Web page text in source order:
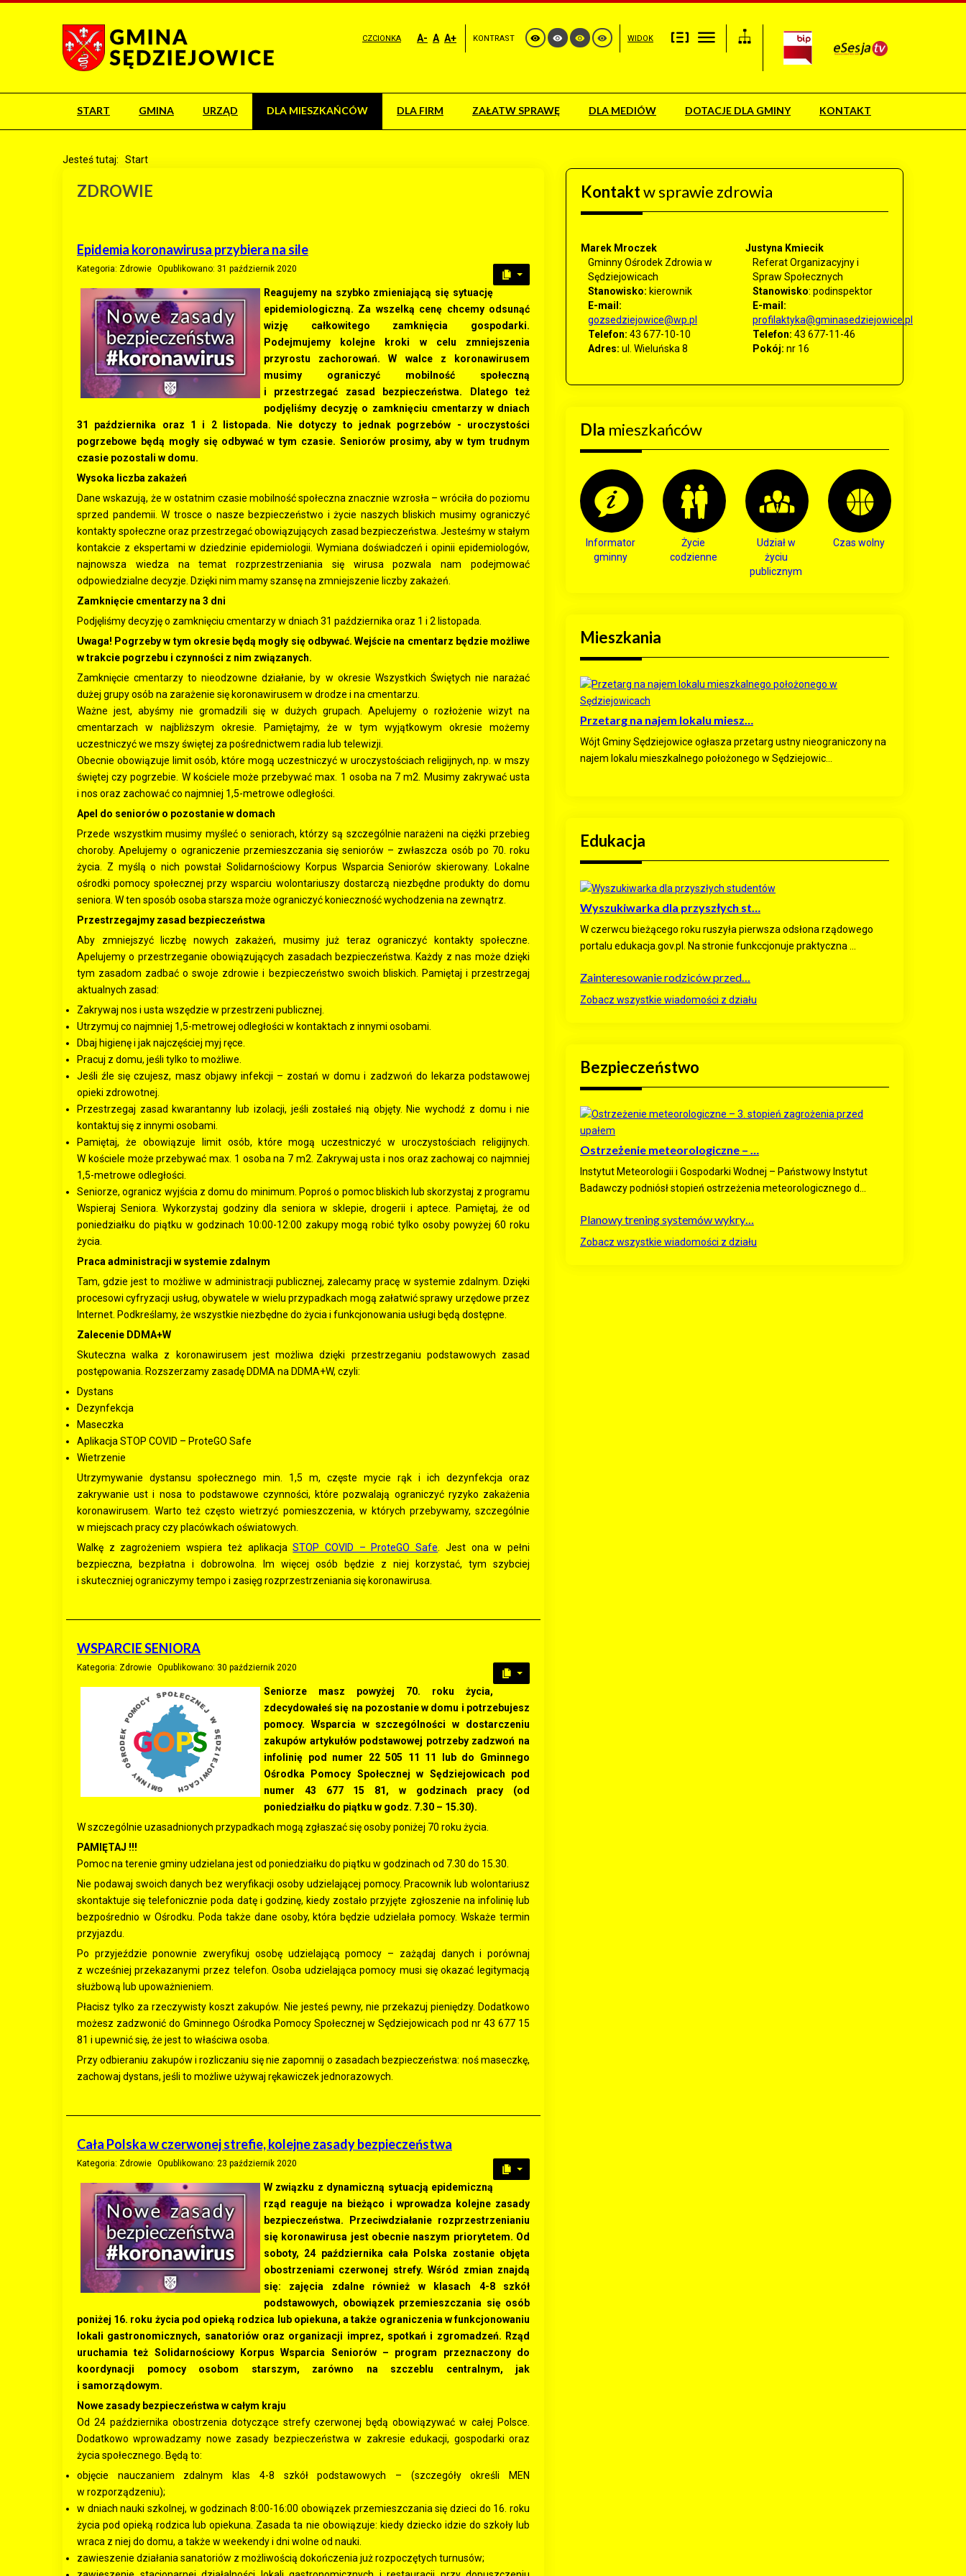
CZCIONKA A- A A+ KONTRAST WIDOK
START GMINA URZĄD DLA MIESZKAŃCÓW DLA FIRM ZAŁATW SPRAWĘ DLA MEDIÓW DOTACJE DLA GMINY KONTAKT
Jesteś tutaj: Start
ZDROWIE
Epidemia koronawirusa przybiera na sile
Kategoria: Zdrowie Opublikowano: 31 październik 2020
Reagujemy na szybko zmieniającą się sytuację
epidemiologiczną. Za wszelką cenę chcemy odsunąć
wizję całkowitego zamknięcia gospodarki.
Podejmujemy kolejne kroki w celu zmniejszenia
przyrostu zachorowań. W walce z koronawirusem
musimy ograniczyć mobilność społeczną
i przestrzegać zasad bezpieczeństwa. Dlatego też
podjęliśmy decyzję o zamknięciu cmentarzy w dniach
31 października oraz 1 i 2 listopada. Nie dotyczy to jednak pogrzebów - uroczystości
pogrzebowe będą mogły się odbywać w tym czasie. Seniorów prosimy, aby w tym trudnym
czasie pozostali w domu.
Wysoka liczba zakażeń
Dane wskazują, że w ostatnim czasie mobilność społeczna znacznie wzrosła – wróciła do poziomu
sprzed pandemii. W trosce o nasze bezpieczeństwo i życie naszych bliskich musimy ograniczyć
kontakty społeczne oraz przestrzegać obowiązujących zasad bezpieczeństwa. Jesteśmy w stałym
kontakcie z ekspertami w dziedzinie epidemiologii. Wymiana doświadczeń i opinii epidemiologów,
najnowsza wiedza na temat rozprzestrzeniania się wirusa pozwala nam podejmować
odpowiedzialne decyzje. Dzięki nim mamy szansę na zmniejszenie liczby zakażeń.
Zamknięcie cmentarzy na 3 dni
Podjęliśmy decyzję o zamknięciu cmentarzy w dniach 31 października oraz 1 i 2 listopada.
Uwaga! Pogrzeby w tym okresie będą mogły się odbywać. Wejście na cmentarz będzie możliwe
w trakcie pogrzebu i czynności z nim związanych.
Zamknięcie cmentarzy to nieodzowne działanie, by w okresie Wszystkich Świętych nie narażać
dużej grupy osób na zarażenie się koronawirusem w drodze i na cmentarzu.
Ważne jest, abyśmy nie gromadzili się w dużych grupach. Apelujemy o rozłożenie wizyt na
cmentarzach w najbliższym okresie. Pamiętajmy, że w tym wyjątkowym okresie możemy
uczestniczyć we mszy świętej za pośrednictwem radia lub telewizji.
Obecnie obowiązuje limit osób, które mogą uczestniczyć w uroczystościach religijnych, np. w mszy
świętej czy pogrzebie. W kościele może przebywać max. 1 osoba na 7 m2. Musimy zakrywać usta
i nos oraz zachować co najmniej 1,5-metrowe odległości.
Apel do seniorów o pozostanie w domach
Przede wszystkim musimy myśleć o seniorach, którzy są szczególnie narażeni na ciężki przebieg
choroby. Apelujemy o ograniczenie przemieszczania się seniorów – zwłaszcza osób po 70. roku
życia. Z myślą o nich powstał Solidarnościowy Korpus Wsparcia Seniorów skierowany. Lokalne
ośrodki pomocy społecznej przy wsparciu wolontariuszy dostarczą niezbędne produkty do domu
seniora. W ten sposób osoba starsza może ograniczyć konieczność wychodzenia na zewnątrz.
Przestrzegajmy zasad bezpieczeństwa
Aby zmniejszyć liczbę nowych zakażeń, musimy już teraz ograniczyć kontakty społeczne.
Apelujemy o przestrzeganie obowiązujących zasadach bezpieczeństwa. Każdy z nas może dzięki
tym zasadom zadbać o swoje zdrowie i bezpieczeństwo swoich bliskich. Pamiętaj i przestrzegaj
aktualnych zasad:
Zakrywaj nos i usta wszędzie w przestrzeni publicznej.
Utrzymuj co najmniej 1,5-metrowej odległości w kontaktach z innymi osobami.
Dbaj higienę i jak najczęściej myj ręce.
Pracuj z domu, jeśli tylko to możliwe.
Jeśli źle się czujesz, masz objawy infekcji – zostań w domu i zadzwoń do lekarza podstawowej
opieki zdrowotnej.
Przestrzegaj zasad kwarantanny lub izolacji, jeśli zostałeś nią objęty. Nie wychodź z domu i nie
kontaktuj się z innymi osobami.
Pamiętaj, że obowiązuje limit osób, które mogą uczestniczyć w uroczystościach religijnych.
W kościele może przebywać max. 1 osoba na 7 m2. Zakrywaj usta i nos oraz zachowaj co najmniej
1,5-metrowe odległości.
Seniorze, ogranicz wyjścia z domu do minimum. Poproś o pomoc bliskich lub skorzystaj z programu
Wspieraj Seniora. Wykorzystaj godziny dla seniora w sklepie, drogerii i aptece. Pamiętaj, że od
poniedziałku do piątku w godzinach 10:00-12:00 zakupy mogą robić tylko osoby powyżej 60 roku
życia.
Praca administracji w systemie zdalnym
Tam, gdzie jest to możliwe w administracji publicznej, zalecamy pracę w systemie zdalnym. Dzięki
procesowi cyfryzacji usług, obywatele w wielu przypadkach mogą załatwić sprawy urzędowe przez
Internet. Podkreślamy, że wszystkie niezbędne do życia i funkcjonowania usługi będą dostępne.
Zalecenie DDMA+W
Skuteczna walka z koronawirusem jest możliwa dzięki przestrzeganiu podstawowych zasad
postępowania. Rozszerzamy zasadę DDMA na DDMA+W, czyli:
Dystans
Dezynfekcja
Maseczka
Aplikacja STOP COVID – ProteGO Safe
Wietrzenie
Utrzymywanie dystansu społecznego min. 1,5 m, częste mycie rąk i ich dezynfekcja oraz
zakrywanie ust i nosa to podstawowe czynności, które pozwalają ograniczyć ryzyko zakażenia
koronawirusem. Warto też często wietrzyć pomieszczenia, w których przebywamy, szczególnie
w miejscach pracy czy placówkach oświatowych.
Walkę z zagrożeniem wspiera też aplikacjaSTOP COVID – ProteGO Safe . Jest ona w pełni
bezpieczna, bezpłatna i dobrowolna. Im więcej osób będzie z niej korzystać, tym szybciej
i skuteczniej ograniczymy tempo i zasięg rozprzestrzeniania się koronawirusa.
WSPARCIE SENIORA
Kategoria: Zdrowie Opublikowano: 30 październik 2020
Seniorze masz powyżej 70. roku życia,
zdecydowałeś się na pozostanie w domu i potrzebujesz
pomocy. Wsparcia w szczególności w dostarczeniu
zakupów artykułów podstawowej potrzeby zadzwoń na
infolinię pod numer 22 505 11 11 lub do Gminnego
Ośrodka Pomocy Społecznej w Sędziejowicach pod
numer 43 677 15 81, w godzinach pracy (od
poniedziałku do piątku w godz. 7.30 – 15.30).
W szczególnie uzasadnionych przypadkach mogą zgłaszać się osoby poniżej 70 roku życia.
PAMIĘTAJ !!!
Pomoc na terenie gminy udzielana jest od poniedziałku do piątku w godzinach od 7.30 do 15.30.
Nie podawaj swoich danych bez weryfikacji osoby udzielającej pomocy. Pracownik lub wolontariusz
skontaktuje się telefonicznie poda datę i godzinę, kiedy zostało przyjęte zgłoszenie na infolinię lub
bezpośrednio w Ośrodku. Poda także dane osoby, która będzie udzielała pomocy. Wskaże termin
przyjazdu.
Po przyjeździe ponownie zweryfikuj osobę udzielającą pomocy – zażądaj danych i porównaj
z wcześniej przekazanymi przez telefon. Osoba udzielająca pomocy musi się okazać legitymacją
służbową lub upoważnieniem.
Płacisz tylko za rzeczywisty koszt zakupów. Nie jesteś pewny, nie przekazuj pieniędzy. Dodatkowo
możesz zadzwonić do Gminnego Ośrodka Pomocy Społecznej w Sędziejowicach pod nr 43 677 15
81 i upewnić się, że jest to właściwa osoba.
Przy odbieraniu zakupów i rozliczaniu się nie zapomnij o zasadach bezpieczeństwa: noś maseczkę,
zachowaj dystans, jeśli to możliwe używaj rękawiczek jednorazowych.
Cała Polska w czerwonej strefie, kolejne zasady bezpieczeństwa
Kategoria: Zdrowie Opublikowano: 23 październik 2020
W związku z dynamiczną sytuacją epidemiczną
rząd reaguje na bieżąco i wprowadza kolejne zasady
bezpieczeństwa. Przeciwdziałanie rozprzestrzenianiu
się koronawirusa jest obecnie naszym priorytetem. Od
soboty, 24 października cała Polska zostanie objęta
obostrzeniami czerwonej strefy. Wśród zmian znajdą
się: zajęcia zdalne również w klasach 4-8 szkół
podstawowych, obowiązek przemieszczania się osób
poniżej 16. roku życia pod opieką rodzica lub opiekuna, a także ograniczenia w funkcjonowaniu
lokali gastronomicznych, sanatoriów oraz organizacji imprez, spotkań i zgromadzeń. Rząd
uruchamia też Solidarnościowy Korpus Wsparcia Seniorów – program przeznaczony do
koordynacji pomocy osobom starszym, zarówno na szczeblu centralnym, jak
i samorządowym.
Nowe zasady bezpieczeństwa w całym kraju
Od 24 października obostrzenia dotyczące strefy czerwonej będą obowiązywać w całej Polsce.
Dodatkowo wprowadzamy nowe zasady bezpieczeństwa w zakresie edukacji, gospodarki oraz
życia społecznego. Będą to:
objęcie nauczaniem zdalnym klas 4-8 szkół podstawowych – (szczegóły określi MEN
w rozporządzeniu);
w dniach nauki szkolnej, w godzinach 8:00-16:00 obowiązek przemieszczania się dzieci do 16. roku
życia pod opieką rodzica lub opiekuna. Zasada ta nie obowiązuje: kiedy dziecko idzie do szkoły lub
wraca z niej do domu, a także w weekendy i dni wolne od nauki.
zawieszenie działania sanatoriów z możliwością dokończenia już rozpoczętych turnusów;
Kontaktw sprawie zdrowia
Marek Mroczek
Gminny Ośrodek Zdrowia w
Sędziejowicach
Stanowisko: kierownik
E-mail:
gozsedziejowice@wp.pl
Telefon: 43 677-10-10
Adres: ul. Wieluńska 8
Justyna Kmiecik
Referat Organizacyjny i
Spraw Społecznych
Stanowisko: podinspektor
E-mail:
profilaktyka@gminasedziejowice.pl
Telefon: 43 677-11-46
Pokój: nr 16
Dla mieszkańców
Informator
gminny
Życie
codzienne
Udział w
życiu
publicznym
Czas wolny
Mieszkania
Przetarg na najem lokalu miesz…
Wójt Gminy Sędziejowice ogłasza przetarg ustny nieograniczony na
najem lokalu mieszkalnego położonego w Sędziejowic...
Edukacja
Wyszukiwarka dla przyszłych st…
W czerwcu bieżącego roku ruszyła pierwsza odsłona rządowego
portalu edukacja.gov.pl. Na stronie funkccjonuje praktyczna ...
Zainteresowanie rodziców przed…
Zobacz wszystkie wiadomości z działu
Bezpieczeństwo
Ostrzeżenie meteorologiczne – …
Instytut Meteorologii i Gospodarki Wodnej – Państwowy Instytut
Badawczy podniósł stopień ostrzeżenia meteorologicznego d...
Planowy trening systemów wykry…
Zobacz wszystkie wiadomości z działu